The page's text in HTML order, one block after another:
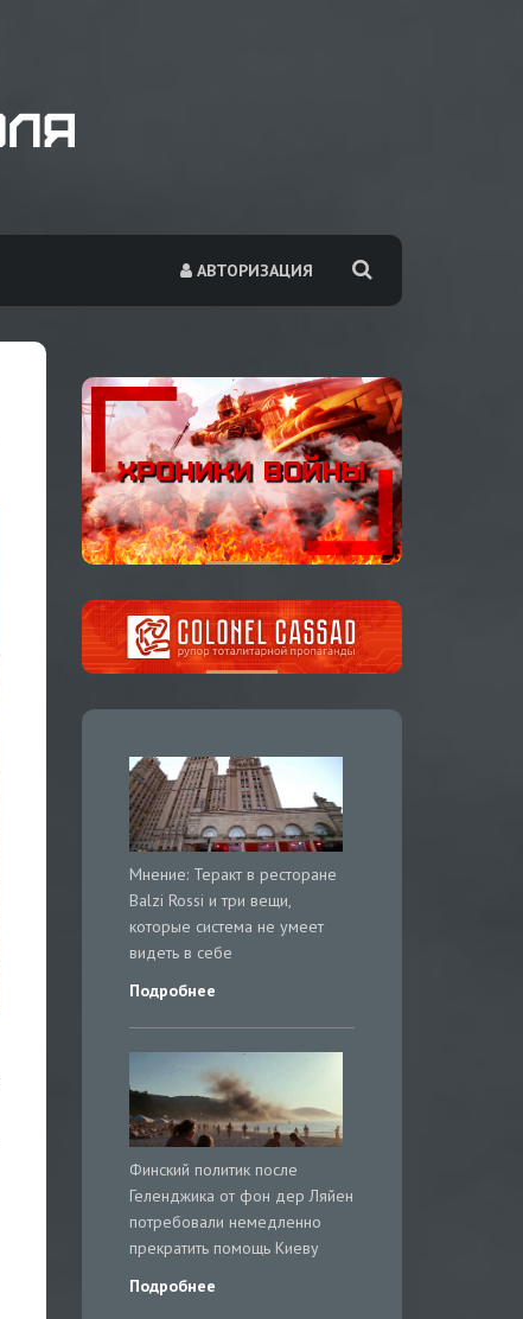
АВТОРИЗАЦИЯ
Мнение: Теракт в ресторане
Balzi Rossi и три вещи,
которые система не умеет
видеть в себе
Подробнее
Финский политик после
Геленджика от фон дер Ляйен
потребовали немедленно
прекратить помощь Киеву
Подробнее